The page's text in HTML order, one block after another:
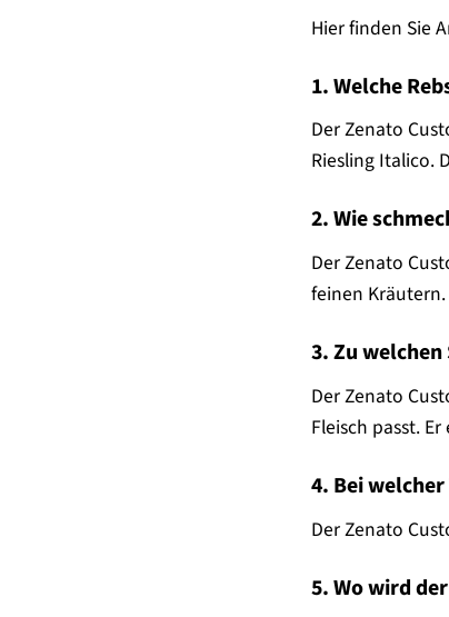
Hier finden Sie
1. Welche
Der Zenato
Riesling Italico.
2. Wie
Der Zenato
feinen
3. Zu
Der Zenato
Fleisch passt.
4. Bei
Der Zenato
5. Wo wird